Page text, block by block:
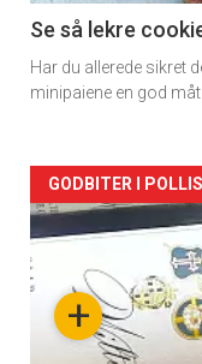
11
Se så lekre
Har du allerede sikret
minipaiene en god
Artikler
detail
-
section
+
GODBITER I